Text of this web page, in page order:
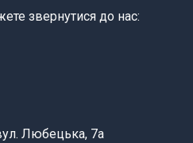
звернутися до нас:
Любецька, 7а